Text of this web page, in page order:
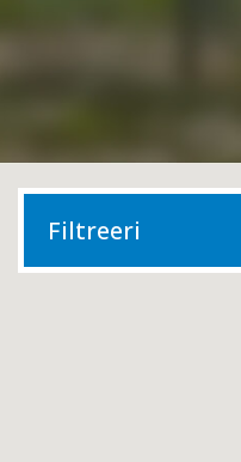
Filtreeri